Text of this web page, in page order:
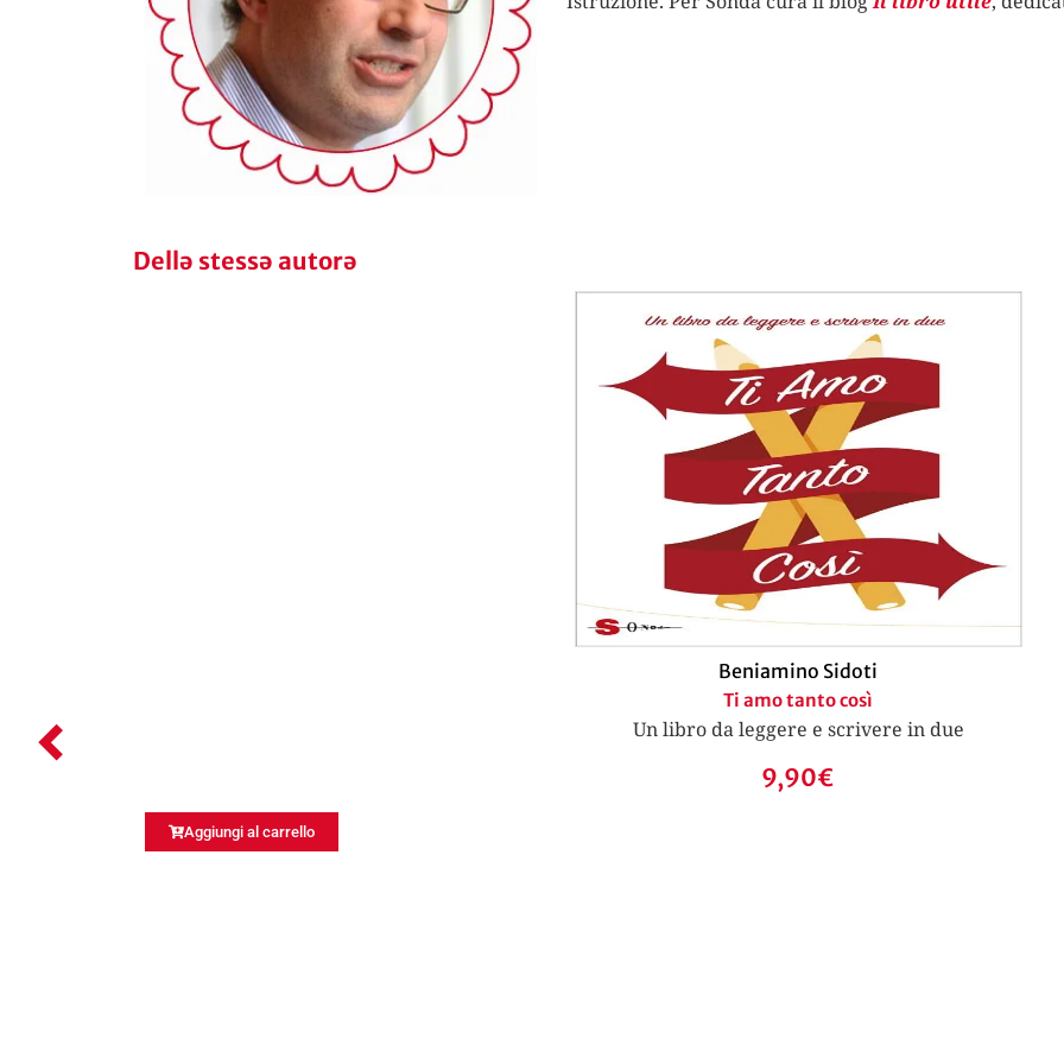
Dellə stessə autorə
Beniamino Sidoti
Ti amo tanto così
Un libro da leggere e scrivere in due
9,90€
Aggiungi al carrello